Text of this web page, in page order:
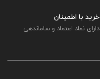
خرید با اطمینان
دارای نماد اعتماد و ساماندهی